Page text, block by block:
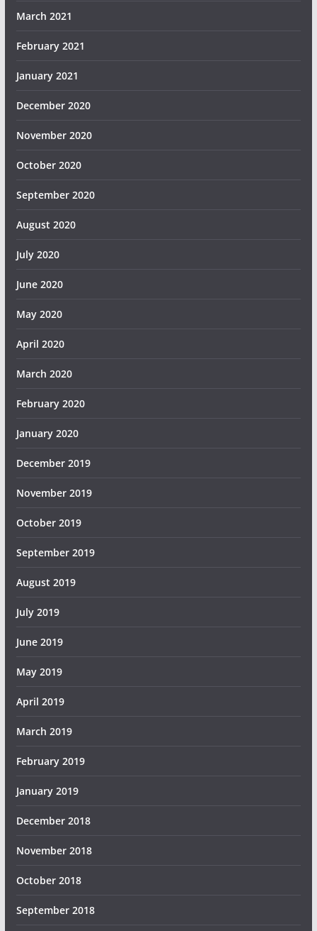
March 2021
February 2021
January 2021
December 2020
November 2020
October 2020
September 2020
August 2020
July 2020
June 2020
May 2020
April 2020
March 2020
February 2020
January 2020
December 2019
November 2019
October 2019
September 2019
August 2019
July 2019
June 2019
May 2019
April 2019
March 2019
February 2019
January 2019
December 2018
November 2018
October 2018
September 2018